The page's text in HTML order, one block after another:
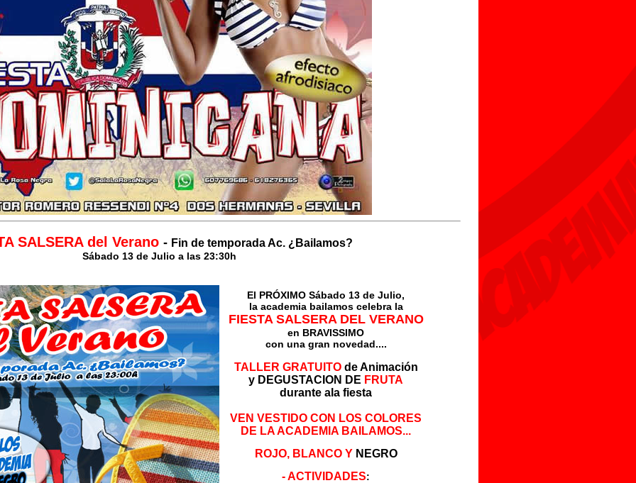
SALSERA del Verano - Fin de temporada Ac. ¿Bailamos?
Sábado 13 de Julio a las 23:30h
El PRÓXIMO Sábado 13 de Julio,
la academia bailamos celebra la
FIESTA SALSERA DEL VERANO
en BRAVISSIMO
con una gran novedad....
TALLER GRATUITO de Animación
y DEGUSTACION DE FRUTA
durante ala fiesta
VEN VESTIDO CON LOS COLORES
DE LA ACADEMIA BAILAMOS...
ROJO, BLANCO YNEGRO
- ACTIVIDADES: